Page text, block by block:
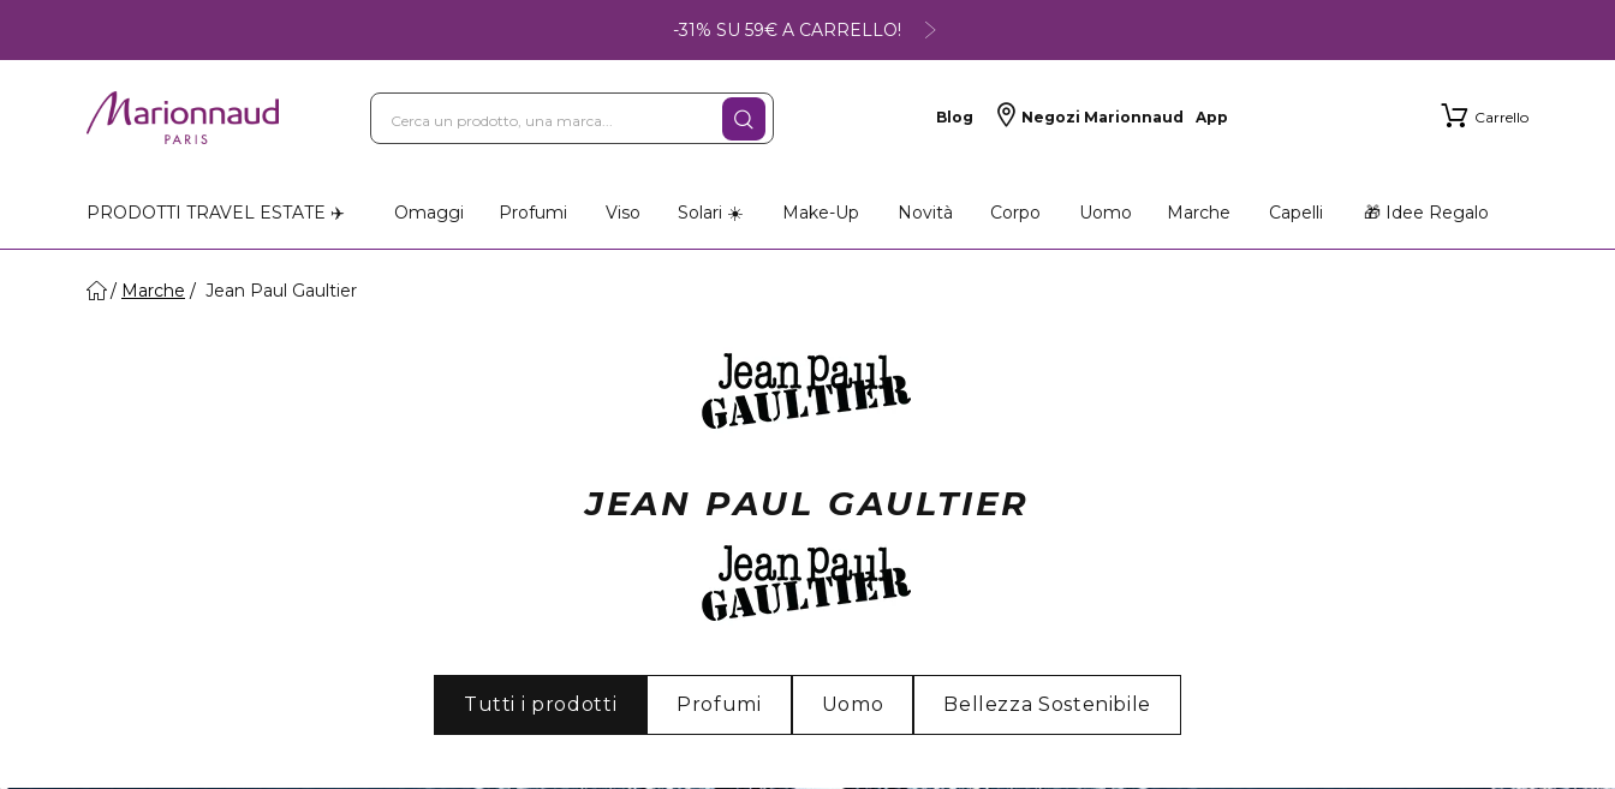
-31% SU 59€ A CARRELLO!
Blog Negozi Marionnaud App Carrello
PRODOTTI TRAVEL ESTATE ✈️ Omaggi Profumi Viso Solari ☀️ Make-Up Novità Corpo Uomo Marche Capelli 🎁 Idee Regalo
Marche Jean Paul Gaultier
JEAN PAUL GAULTIER
Tutti i prodotti Profumi Uomo Bellezza Sostenibile